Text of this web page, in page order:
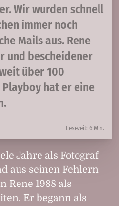
Wir wurden schnell
immer noch
Mails aus. Rene
und bescheidener
über 100
hat er eine
Lesezeit: 6 Min.
Jahre als Fotograf
aus seinen Fehlern
Rene 1988 als
Er begann als